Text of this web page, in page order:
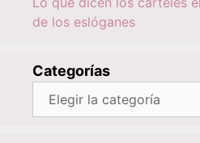
de los eslóganes
Categorías
Categorías